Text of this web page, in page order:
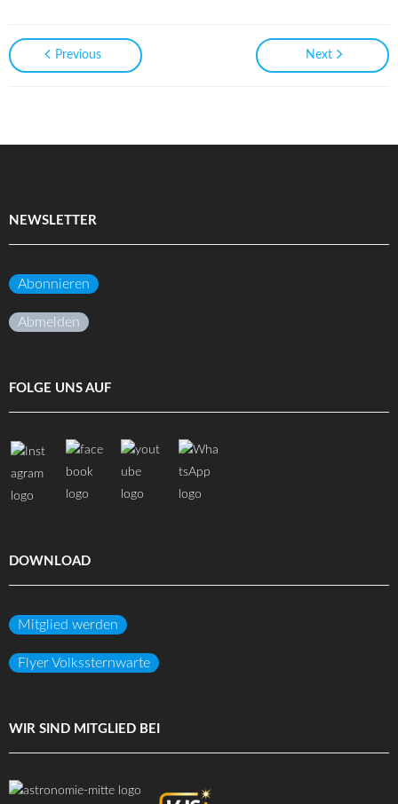
Previous Next
NEWSLETTER
Abonnieren
Abmelden
FOLGE UNS AUF
DOWNLOAD
Mitglied werden
Flyer Volkssternwarte
WIR SIND MITGLIED BEI